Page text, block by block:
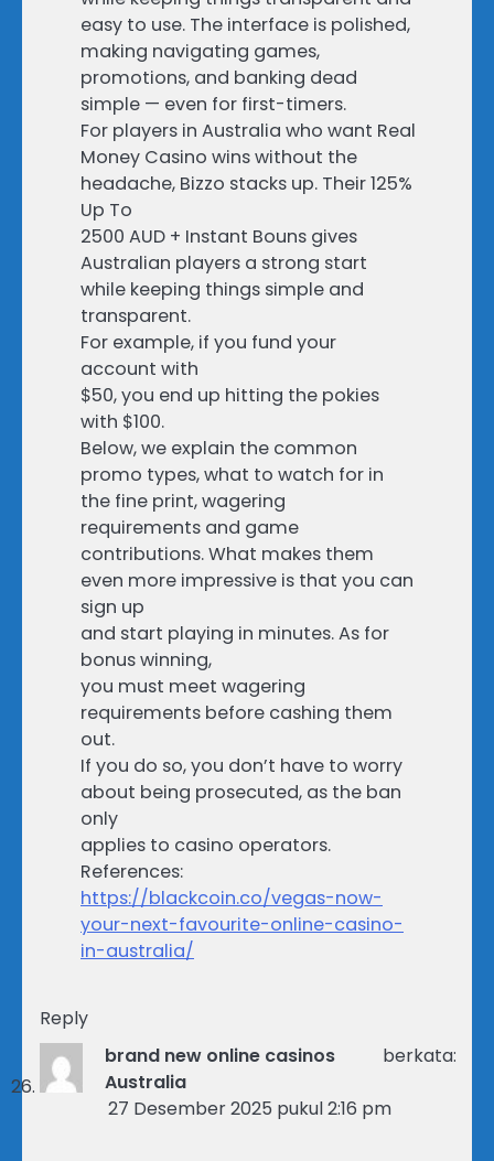
easy to use. The interface is polished,
making navigating games,
promotions, and banking dead
simple — even for first-timers.
For players in Australia who want Real
Money Casino wins without the
headache, Bizzo stacks up. Their 125%
Up To
2500 AUD + Instant Bouns gives
Australian players a strong start
while keeping things simple and
transparent.
For example, if you fund your
account with
$50, you end up hitting the pokies
with $100.
Below, we explain the common
promo types, what to watch for in
the fine print, wagering
requirements and game
contributions. What makes them
even more impressive is that you can
sign up
and start playing in minutes. As for
bonus winning,
you must meet wagering
requirements before cashing them
out.
If you do so, you don’t have to worry
about being prosecuted, as the ban
only
applies to casino operators.
References:
https://blackcoin.co/vegas-now-
your-next-favourite-online-casino-
in-australia/
Reply
brand new online casinos
Australia
berkata:
27 Desember 2025 pukul 2:16 pm